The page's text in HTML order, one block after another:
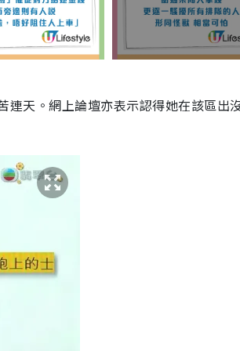
連天。網上論壇亦表示認得她在該區出